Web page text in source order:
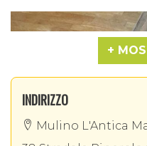
INDIRIZZO
Mulino L'Antica